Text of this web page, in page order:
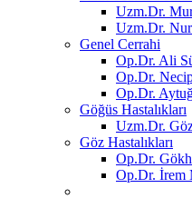
Uzm.Dr.
Uzm.Dr.
Genel Cerrahi
Op.Dr. Ali
Op.Dr.
Op.Dr.
Göğüs Hastalıkları
Uzm.Dr.
Göz Hastalıkları
Op.Dr.
Op.Dr.